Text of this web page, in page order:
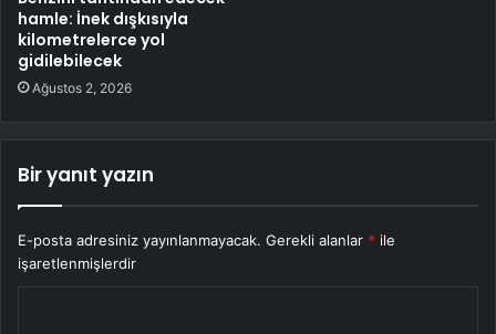
hamle: İnek dışkısıyla
kilometrelerce yol
gidilebilecek
Ağustos 2, 2026
Bir yanıt yazın
E-posta adresiniz yayınlanmayacak. Gerekli alanlar * ile
işaretlenmişlerdir